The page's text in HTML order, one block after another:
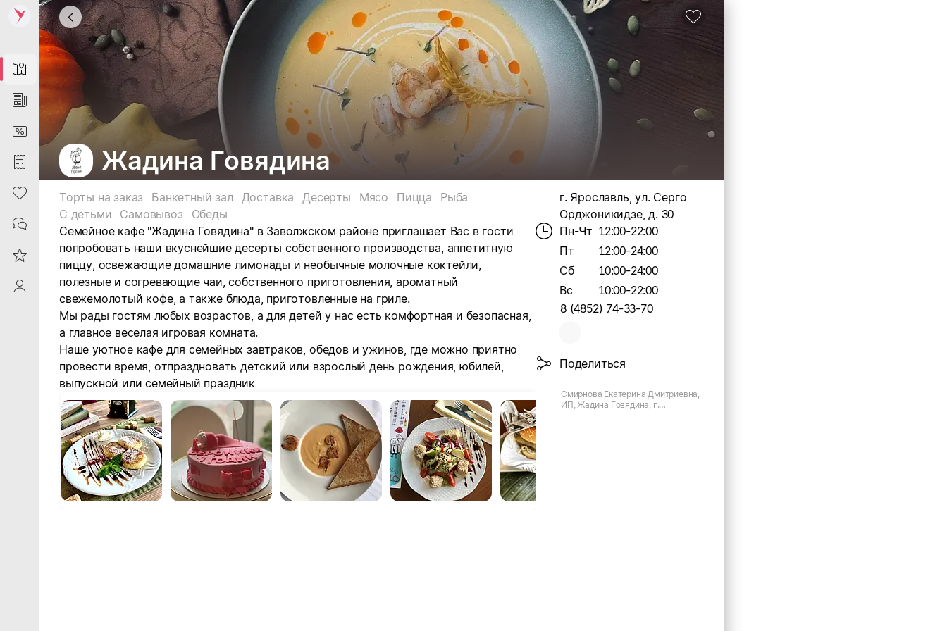
Map
News
DiscountCard
Purchases
Heart
Contacts
Reviews
ProfileSaby
Жадина Говядина
Торты на заказ Банкетный зал Доставка Десерты Мясо Пицца
Рыба
С детьми
Самовывоз
Обеды
Семейное кафе "Жадина Говядина" в Заволжском районе приглашает Вас в гости
попробовать наши вкуснейшие десерты собственного производства, аппетитную
пиццу, освежающие домашние лимонады и необычные молочные коктейли,
полезные и согревающие чаи, собственного приготовления, ароматный
свежемолотый кофе, а также блюда, приготовленные на гриле.
Мы рады гостям любых возрастов, а для детей у нас есть комфортная и безопасная,
а главное веселая игровая комната.
Наше уютное кафе для семейных завтраков, обедов и ужинов, где можно приятно
провести время, отпраздновать детский или взрослый день рождения, юбилей,
выпускной или семейный праздник
г. Ярославль, ул. Серго
Орджоникидзе, д. 30
Пн-Чт 12:00-22:00
Пт
12:00-24:00
Сб
10:00-24:00
Вс
10:00-22:00
8 (4852) 74-33-70
Поделиться
Смирнова Екатерина Дмитриевна,
ИП, Жадина Говядина, г.